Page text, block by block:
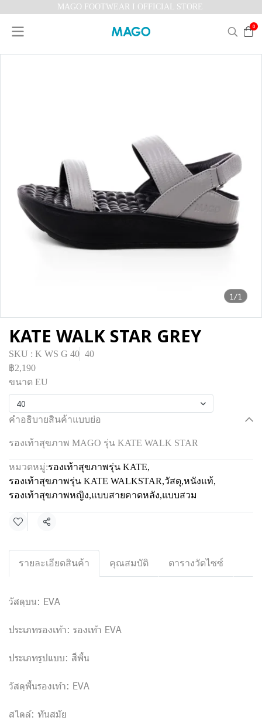
MAGO FOOTWEAR I OFFICIAL STORE
0
1/1
KATE WALK STAR GREY
SKU : K WS G 40 40
฿2,190
ขนาด EU
40
คำอธิบายสินค้าแบบย่อ
รองเท้าสุขภาพ MAGO รุ่น KATE WALK STAR
หมวดหมู่:รองเท้าสุขภาพรุ่น KATE,
รองเท้าสุขภาพรุ่น KATE WALKSTAR,วัสดุ,หนังแท้,
รองเท้าสุขภาพหญิง,แบบสายคาดหลัง,แบบสวม
แชร์
รายละเอียดสินค้า คุณสมบัติ ตารางวัดไซซ์
วัสดุบน: EVA
ประเภทรองเท้า: รองเท้า EVA
ประเภทรูปแบบ: สีพื้น
วัสดุพื้นรองเท้า: EVA
สไตล์: ทันสมัย